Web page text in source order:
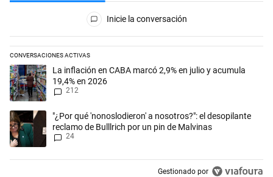
Todos los comentarios
Inicie la conversación
CONVERSACIONES ACTIVAS
Este listado muestra los artículos con más comentarios en los
Un artículo de tendencia con el título "La inflación en CABA marcó
La inflación en CABA marcó 2,9% en julio y acumula
19,4% en 2026
212
Un artículo de tendencia con el título ""¿Por qué 'nonoslodieron' a
"¿Por qué 'nonoslodieron' a nosotros?": el desopilante
reclamo de Bulllrich por un pin de Malvinas
24
Gestionado por